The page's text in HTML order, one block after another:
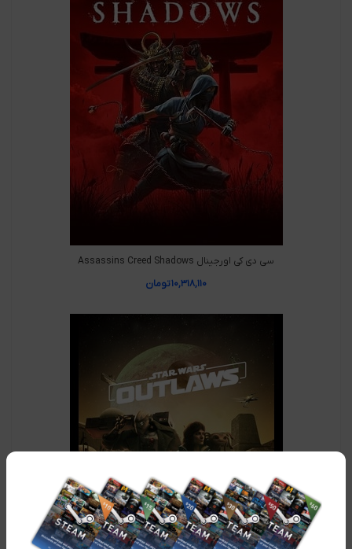
سی دی کی اورجینال Assassins Creed Shadows
۱۰,۳۱۸,۱۱۰تومان